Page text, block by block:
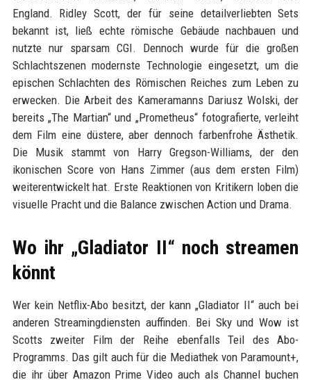
England. Ridley Scott, der für seine detailverliebten Sets
bekannt ist, ließ echte römische Gebäude nachbauen und
nutzte nur sparsam CGI. Dennoch wurde für die großen
Schlachtszenen modernste Technologie eingesetzt, um die
epischen Schlachten des Römischen Reiches zum Leben zu
erwecken. Die Arbeit des Kameramanns Dariusz Wolski, der
bereits „The Martian“ und „Prometheus“ fotografierte, verleiht
dem Film eine düstere, aber dennoch farbenfrohe Ästhetik.
Die Musik stammt von Harry Gregson-Williams, der den
ikonischen Score von Hans Zimmer (aus dem ersten Film)
weiterentwickelt hat. Erste Reaktionen von Kritikern loben die
visuelle Pracht und die Balance zwischen Action und Drama.
Wo ihr „Gladiator II“ noch streamen
könnt
Wer kein Netflix-Abo besitzt, der kann „Gladiator II“ auch bei
anderen Streamingdiensten auffinden. Bei Sky und Wow ist
Scotts zweiter Film der Reihe ebenfalls Teil des Abo-
Programms. Das gilt auch für die Mediathek von Paramount+,
die ihr über Amazon Prime Video auch als Channel buchen